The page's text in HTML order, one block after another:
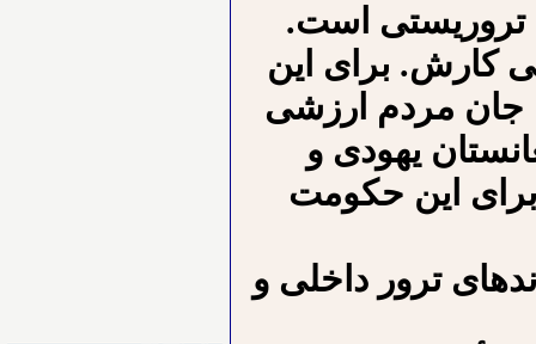
تروریستی است.
کارش. برای این
جان مردم ارزشی
یهودی و
این حکومت
ترور داخلی و